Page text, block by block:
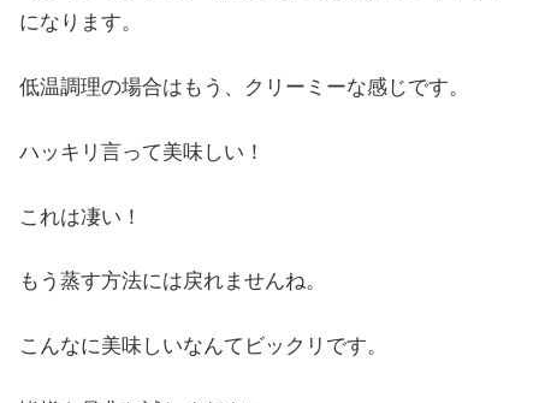
になります。
低温調理の場合はもう、クリーミーな感じです。
ハッキリ言って美味しい！
これは凄い！
もう蒸す方法には戻れませんね。
こんなに美味しいなんてビックリです。